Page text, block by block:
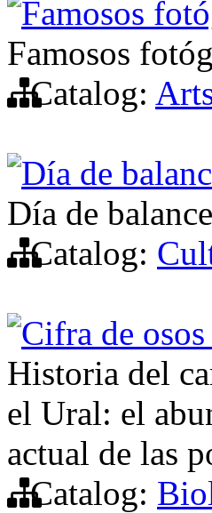
Famosos
Famosos
Catalog:
Día de
Día de
Catalog:
Cifra de
Historia del
el Ural: el
actual de las
Catalog: